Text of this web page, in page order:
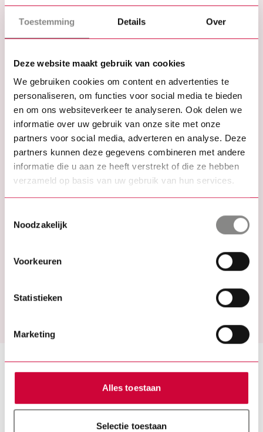
Toestemming Details Over
Deze website maakt gebruik van cookies
We gebruiken cookies om content en advertenties te
personaliseren, om functies voor social media te bieden
en om ons websiteverkeer te analyseren. Ook delen we
informatie over uw gebruik van onze site met onze
partners voor social media, adverteren en analyse. Deze
partners kunnen deze gegevens combineren met andere
informatie die u aan ze heeft verstrekt of die ze hebben
verzameld op basis van uw gebruik van hun services.
Noodzakelijk
Voorkeuren
Statistieken
Marketing
Alles toestaan
Selectie toestaan
of verwijderen van uw gegevens schriftelijk
richten aan info@merkzkozijnen.nl. Binnen 10
werkdagen zullen we u een reactie geven.
Meer informatie
Merkx Machinale Houtbewerking Dongen B.V.
conformeert zich aan de richtlijnen van de AVG
zoals door de EU en Autoriteit
Persoonsgegevens opgesteld. Voor meer
informatie kunt u contact opnemen met Merkx
Merkx 0162 – 314260
bedrijf MPD B.V.
CERTIFICATEN